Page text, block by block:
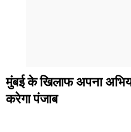
मुंबई के खिलाफ अपना
करेगा पंजाब